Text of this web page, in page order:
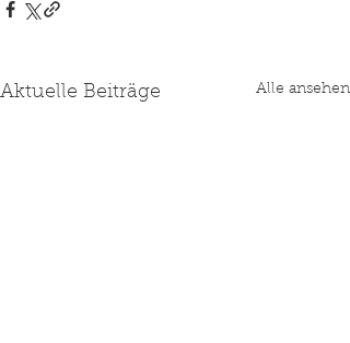
Aktuelle Beiträge Alle ansehen